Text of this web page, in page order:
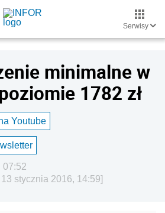
Serwisy
minimalne w
1782 zł
Youtube
07:52
stycznia 2016, 14:59]